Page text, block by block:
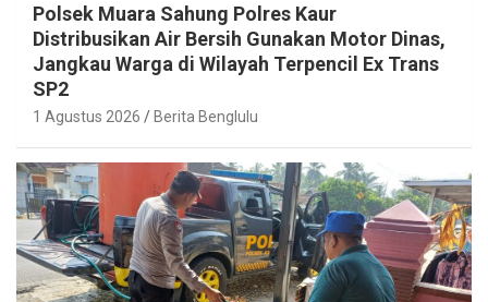
Polsek Muara Sahung Polres Kaur
Distribusikan Air Bersih Gunakan Motor Dinas,
Jangkau Warga di Wilayah Terpencil Ex Trans
SP2
1 Agustus 2026 Berita Benglulu